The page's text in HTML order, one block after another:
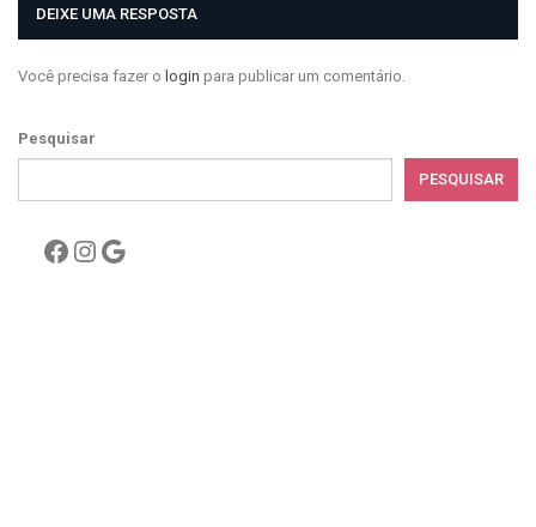
DEIXE UMA RESPOSTA
Você precisa fazer o login para publicar um comentário.
Pesquisar
PESQUISAR
Facebook
Instagram
Google